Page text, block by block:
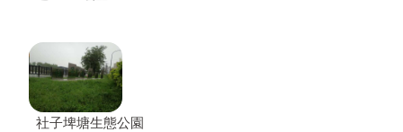
社子埤塘生態公園